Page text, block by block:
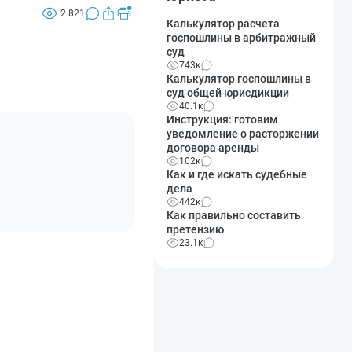
2 821
Калькулятор расчета
госпошлины в арбитражный
суд
743к
Калькулятор госпошлины в
суд общей юрисдикции
40.1к
Инструкция: готовим
уведомление о расторжении
договора аренды
102к
Как и где искать судебные
дела
442к
Как правильно составить
претензию
23.1к